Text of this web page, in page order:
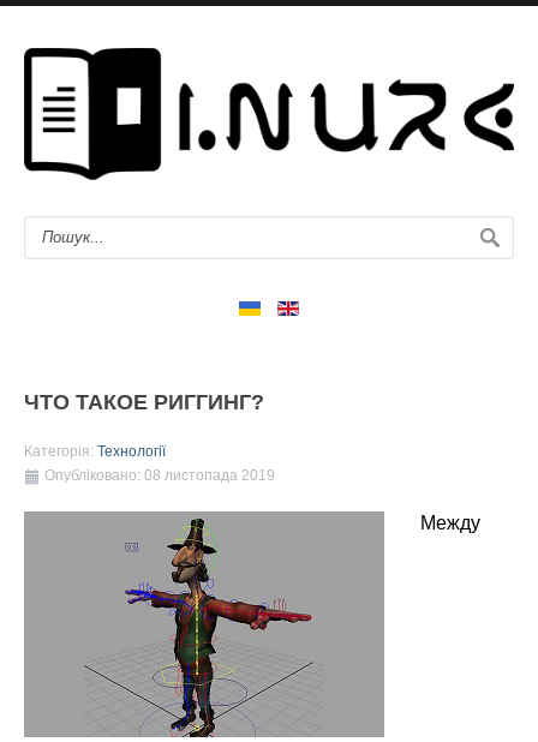
ЧТО ТАКОЕ РИГГИНГ?
Категорія: Технології
Опубліковано: 08 листопада 2019
Между